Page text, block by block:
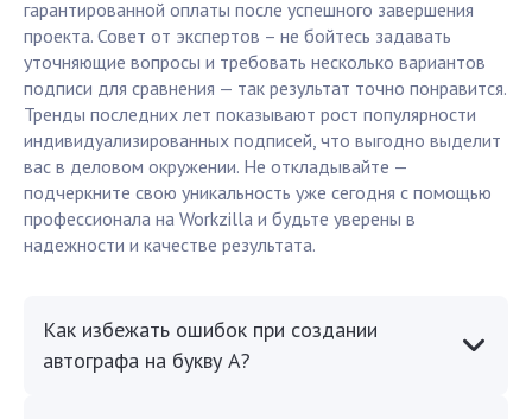
гарантированной оплаты после успешного завершения
проекта. Совет от экспертов – не бойтесь задавать
уточняющие вопросы и требовать несколько вариантов
подписи для сравнения — так результат точно понравится.
Тренды последних лет показывают рост популярности
индивидуализированных подписей, что выгодно выделит
вас в деловом окружении. Не откладывайте —
подчеркните свою уникальность уже сегодня с помощью
профессионала на Workzilla и будьте уверены в
надежности и качестве результата.
Как избежать ошибок при создании
автографа на букву А?